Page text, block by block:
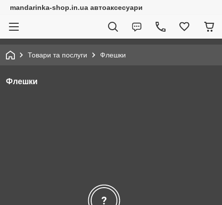
mandarinka-shop.in.ua автоаксесуари
Товари та послуги Флешки
Флешки